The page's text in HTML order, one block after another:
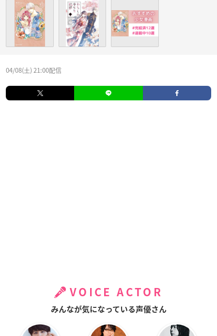
04/08(土) 21:00配信
VOICE ACTOR
みんなが気になっている声優さん